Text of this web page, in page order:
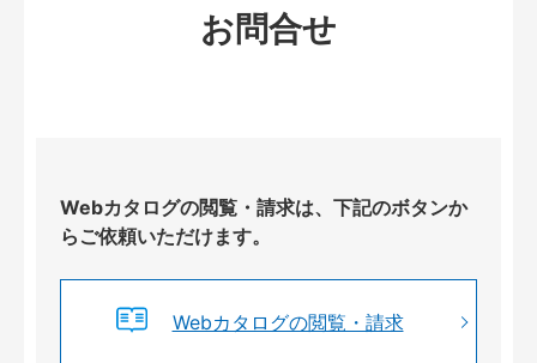
お問合せ
Webカタログの閲覧・請求は、下記のボタンか
らご依頼いただけます。
Webカタログの閲覧・請求